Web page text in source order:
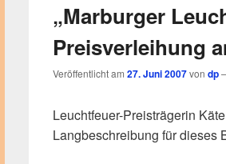
„Marburger
Preisverleihung
Veröffentlicht am 27. Juni 2007von dp
Leuchtfeuer-Preisträgerin
Langbeschreibung für dieses